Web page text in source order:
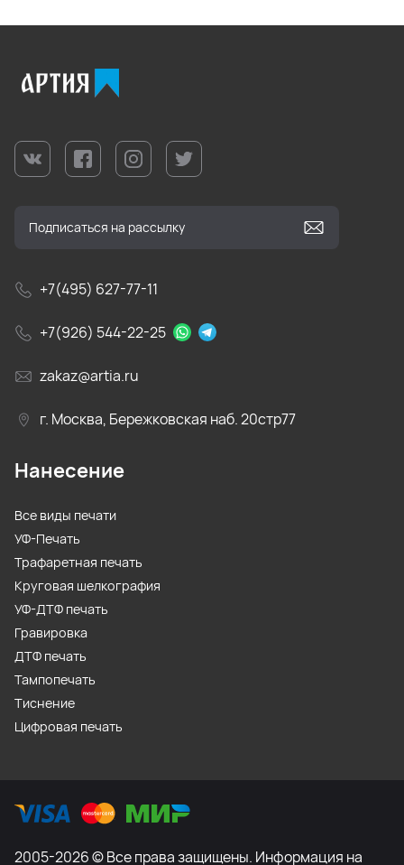
+7(495) 627-77-11
+7(926) 544-22-25
zakaz@artia.ru
г. Москва, Бережковская наб. 20стр77
Нанесение
Все виды печати
УФ-Печать
Трафаретная печать
Круговая шелкография
УФ-ДТФ печать
Гравировка
ДТФ печать
Тампопечать
Тиснение
Цифровая печать
2005-2026 © Все права защищены. Информация на